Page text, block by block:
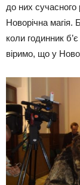
до них сучасного
Новорічна магія.
коли годинник
віримо, що у